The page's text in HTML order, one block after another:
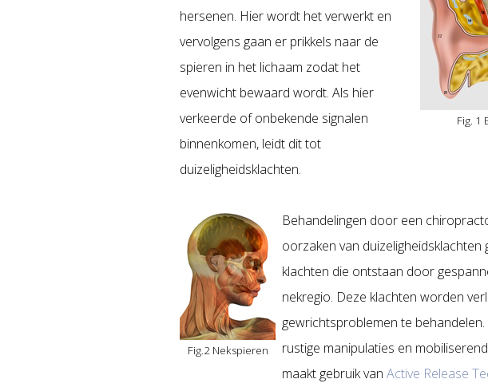
Fig. 1
hersenen. Hier wordt het verwerkt en
vervolgens gaan er prikkels naar de
spieren in het lichaam zodat het
evenwicht bewaard wordt. Als hier
verkeerde of onbekende signalen
binnenkomen, leidt dit tot
duizeligheidsklachten.
Fig.2 Nekspieren
Behandelingen door een
oorzaken van
klachten die ontstaan door
nekregio. Deze klachten worden
gewrichtsproblemen te
rustige manipulaties en
maakt gebruik vanActive Release